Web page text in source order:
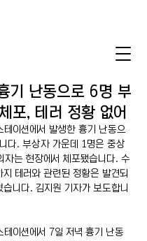
기 난동으로 6명 부
포, 테러 정황 없어
이션에서 발생한 흉기 난동으
다. 부상자 가운데 1명은 중상
자는 현장에서 체포됐습니다. 수
테러와 관련된 정황은 발견되
니다. 김지원 기자가 보도합니
이션에서 7일 저녁 흉기 난동